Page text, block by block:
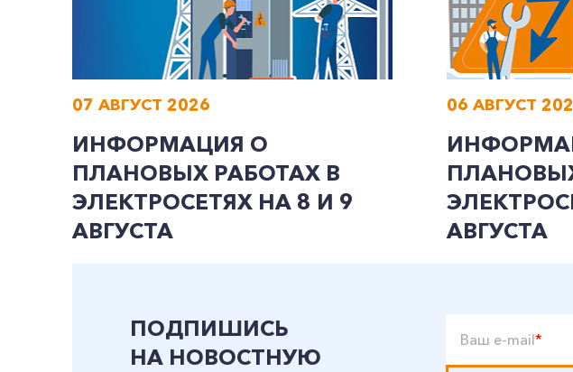
Заказать
07 АВГУСТ 2026
ИНФОРМАЦИЯ О
ПЛАНОВЫХ РАБОТАХ В
ЭЛЕКТРОСЕТЯХ НА 8 И 9
АВГУСТА
06 АВГУСТ
АВГУСТА
ПОДПИШИСЬ
НА НОВОСТНУЮ
Ваш e-mail*